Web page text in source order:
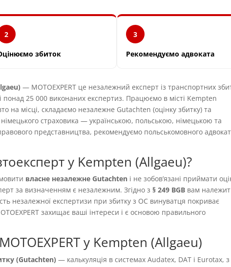
2
збиток
3
Рекомендуємо адвоката
— MOTOEXPERT це незалежний експерт із транспортних
понад 25 000 виконаних експертиз. Працюємо в місті Kempten
на місці, складаємо незалежне Gutachten (оцінку збитку) та
страховика — українською, польською, німецькою та
представництва, рекомендуємо польськомовного
у Kempten (Allgaeu)?
власне незалежне Gutachten і не зобовʼязані приймати
за визначенням є незалежним. Згідно з§ 249 BGB вам
незалежної експертизи при збитку з OC винуватця покриває
захищає ваші інтереси і є основою правильного
у Kempten (Allgaeu)
(Gutachten) — калькуляція в системах Audatex, DAT і Eurotax, з